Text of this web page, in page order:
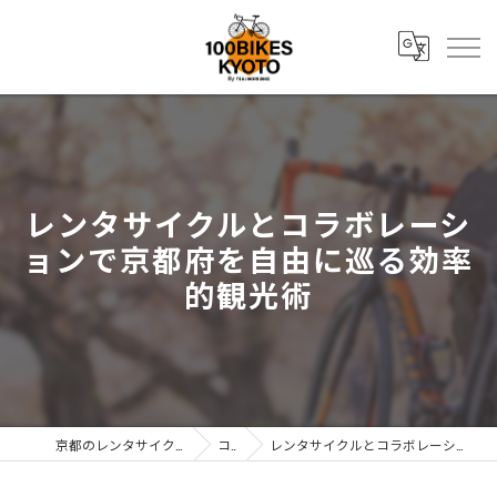
レンタサイクルとコラボレーシ
ョンで京都府を自由に巡る効率
的観光術
コラム レンタサイクルとコラボレーションで京都府を自由に巡る効率的観光術